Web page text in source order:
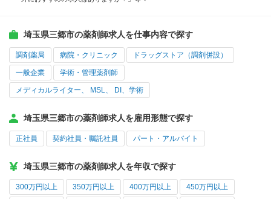
埼玉県三郷市の薬剤師求人を仕事内容で探す
調剤薬局 病院・クリニック ドラッグストア（調剤併設）
一般企業 学術・管理薬剤師
メディカルライター、 MSL、 DI、学術
埼玉県三郷市の薬剤師求人を雇用形態で探す
正社員 契約社員・嘱託社員 パート・アルバイト
埼玉県三郷市の薬剤師求人を年収で探す
300万円以上 350万円以上 400万円以上 450万円以上